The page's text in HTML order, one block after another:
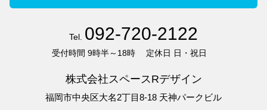
Tel. 092-720-2122
受付時間 9時半～18時 定休日 日・祝日
株式会社スペースRデザイン
福岡市中央区大名2丁目8-18 天神パークビル